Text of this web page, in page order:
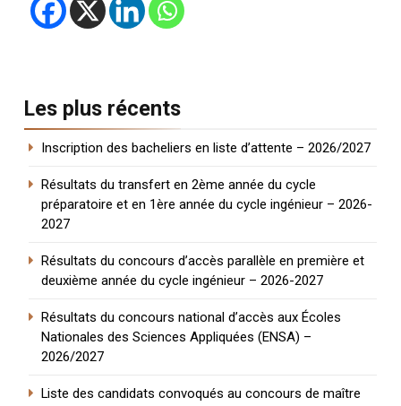
Les plus récents
Inscription des bacheliers en liste d’attente – 2026/2027
Résultats du transfert en 2ème année du cycle
préparatoire et en 1ère année du cycle ingénieur – 2026-
2027
Résultats du concours d’accès parallèle en première et
deuxième année du cycle ingénieur – 2026-2027
Résultats du concours national d’accès aux Écoles
Nationales des Sciences Appliquées (ENSA) –
2026/2027
Liste des candidats convoqués au concours de maître